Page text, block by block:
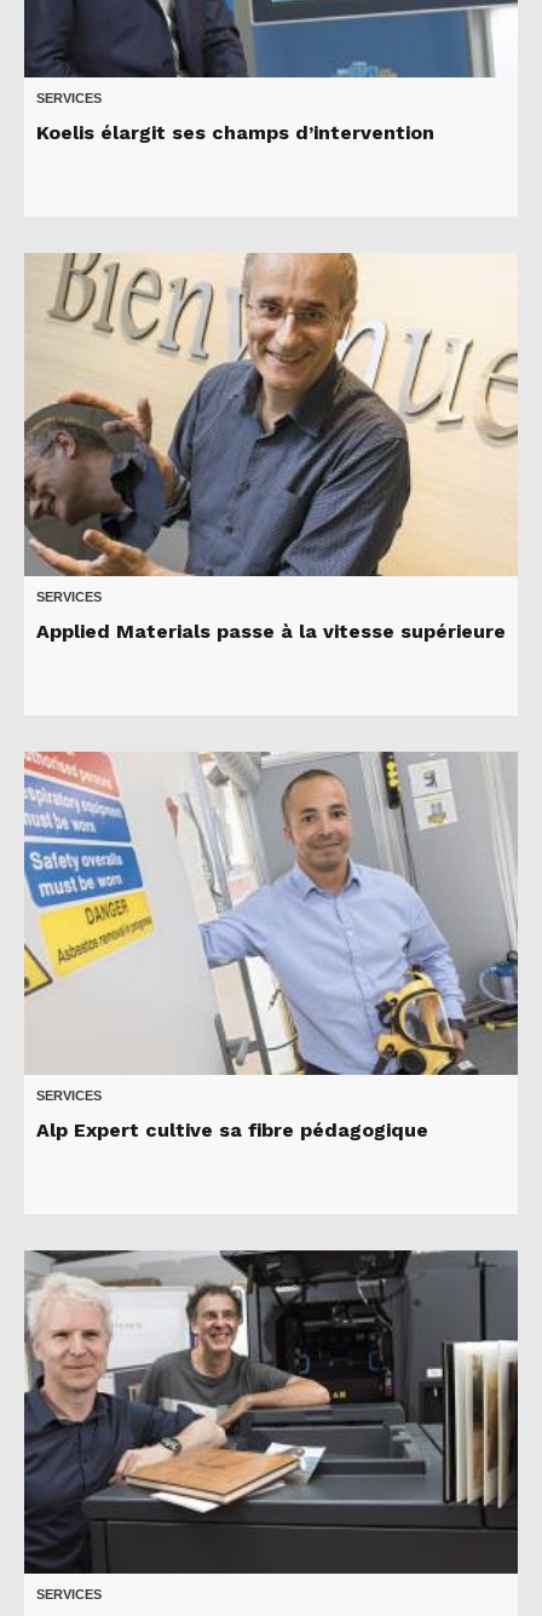
SERVICES
Koelis élargit ses champs d’intervention
SERVICES
Applied Materials passe à la vitesse supérieure
SERVICES
Alp Expert cultive sa fibre pédagogique
SERVICES